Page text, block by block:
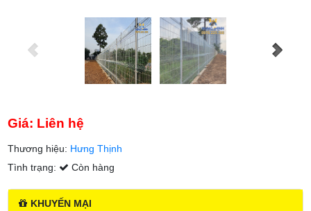
Giá: Liên hệ
Thương hiệu: Hưng Thịnh
Tình trạng:
Còn hàng
KHUYẾN MẠI